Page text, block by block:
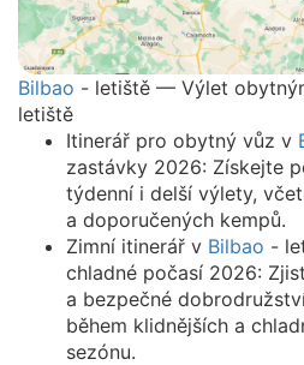
Bilbao - letiště — Výlet
letiště
Itinerář pro obytný vůz v
zastávky 2026: Získejte
týdenní i delší výlety,
a doporučených kempů.
Zimní itinerář v Bilbao -
chladné počasí 2026:
a bezpečné
během klidnějších a
sezónu.